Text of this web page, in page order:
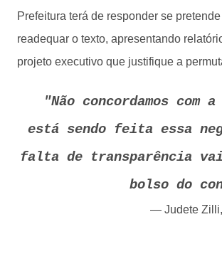
Prefeitura terá de responder se
readequar o texto, apresentando
projeto executivo que justifique a
"Não concordamos com
está sendo feita essa
falta de transparência
bolso do
— Judete